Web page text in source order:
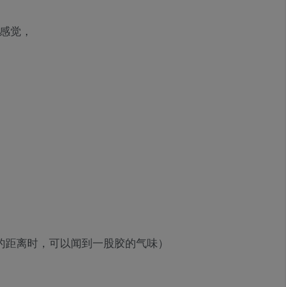
觉，
离时，可以闻到一股胶的气味）